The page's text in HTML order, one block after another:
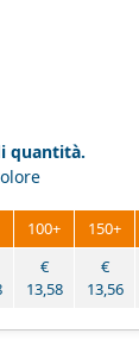
quantità.
100+ 150+
€
13,58
€
13,56